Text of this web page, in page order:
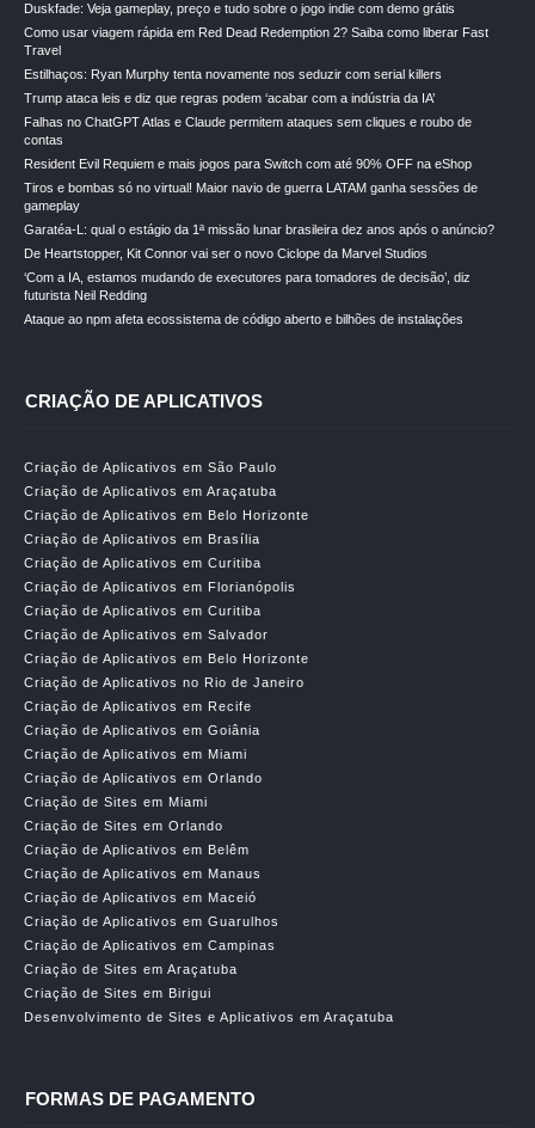
Duskfade: Veja gameplay, preço e tudo sobre o jogo indie com demo grátis
Como usar viagem rápida em Red Dead Redemption 2? Saiba como liberar Fast
Travel
Estilhaços: Ryan Murphy tenta novamente nos seduzir com serial killers
Trump ataca leis e diz que regras podem ‘acabar com a indústria da IA’
Falhas no ChatGPT Atlas e Claude permitem ataques sem cliques e roubo de
contas
Resident Evil Requiem e mais jogos para Switch com até 90% OFF na eShop
Tiros e bombas só no virtual! Maior navio de guerra LATAM ganha sessões de
gameplay
Garatéa-L: qual o estágio da 1ª missão lunar brasileira dez anos após o anúncio?
De Heartstopper, Kit Connor vai ser o novo Ciclope da Marvel Studios
‘Com a IA, estamos mudando de executores para tomadores de decisão’, diz
futurista Neil Redding
Ataque ao npm afeta ecossistema de código aberto e bilhões de instalações
CRIAÇÃO DE APLICATIVOS
Criação de Aplicativos em São Paulo
Criação de Aplicativos em Araçatuba
Criação de Aplicativos em Belo Horizonte
Criação de Aplicativos em Brasília
Criação de Aplicativos em Curitiba
Criação de Aplicativos em Florianópolis
Criação de Aplicativos em Curitiba
Criação de Aplicativos em Salvador
Criação de Aplicativos em Belo Horizonte
Criação de Aplicativos no Rio de Janeiro
Criação de Aplicativos em Recife
Criação de Aplicativos em Goiânia
Criação de Aplicativos em Miami
Criação de Aplicativos em Orlando
Criação de Sites em Miami
Criação de Sites em Orlando
Criação de Aplicativos em Belêm
Criação de Aplicativos em Manaus
Criação de Aplicativos em Maceió
Criação de Aplicativos em Guarulhos
Criação de Aplicativos em Campinas
Criação de Sites em Araçatuba
Criação de Sites em Birigui
Desenvolvimento de Sites e Aplicativos em Araçatuba
FORMAS DE PAGAMENTO